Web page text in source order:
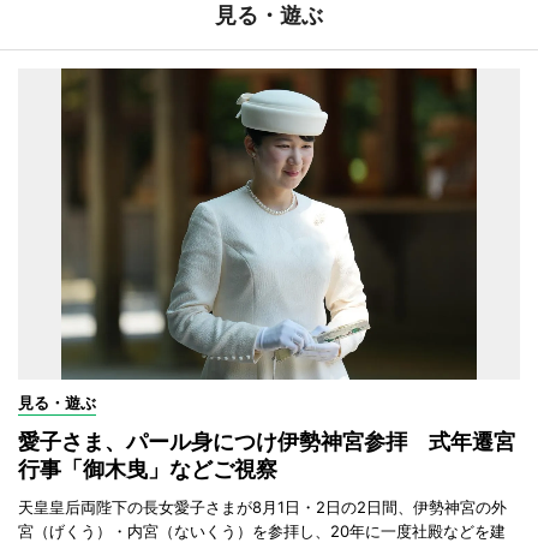
見る・遊ぶ
見る・遊ぶ
愛子さま、パール身につけ伊勢神宮参拝 式年遷宮
行事「御木曳」などご視察
天皇皇后両陛下の長女愛子さまが8月1日・2日の2日間、伊勢神宮の外
宮（げくう）・内宮（ないくう）を参拝し、20年に一度社殿などを建